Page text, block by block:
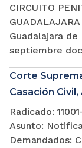
CIRCUITO
Guadalajara de
septiembre
Corte
Casación Civil,
Radicado:
Asunto:
Demandados: